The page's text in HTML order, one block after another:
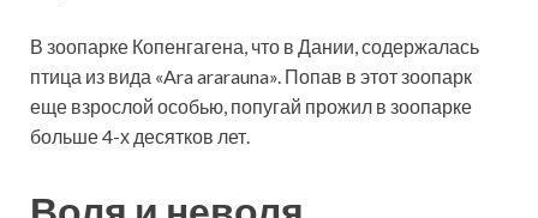
В зоопарке Копенгагена, что в Дании, содержалась
птица из вида «Ara ararauna». Попав в этот зоопарк
еще взрослой особью, попугай прожил в зоопарке
больше 4-х десятков лет.